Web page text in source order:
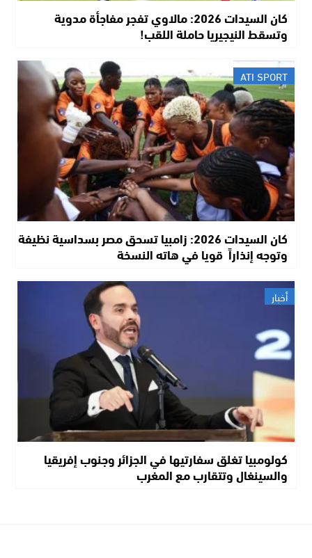
كان السيدات 2026: مالاوي تفجر مفاجأة مدوية
وتسقط النيجيريا حاملة اللقب!
ATI SPORT
كان السيدات 2026: زامبيا تسحق مصر بسداسية نظيفة
وتوجه إنذاراً قويا في هاته النسخة
أخبار
كولومبيا تغلق سفارتيها في الجزائر وجنوب إفريقيا
والسينغال وتتقارب مع المغرب